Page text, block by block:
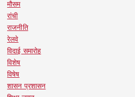
मौसम
रांची
राजनीति
रेलवे
विदाई समारोह
विशेष
विषेष
शासन प्रशासन